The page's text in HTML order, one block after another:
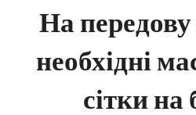
На
необхідні
сітки